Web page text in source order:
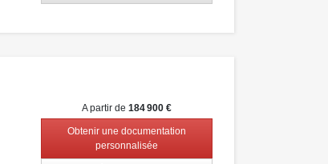
A partir de184 900 €
Obtenir une documentation
personnalisée